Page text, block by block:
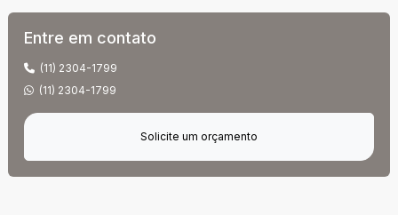
Entre em contato
(11) 2304-1799
(11) 2304-1799
Solicite um orçamento